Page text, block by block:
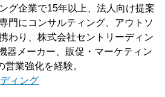
グ企業で15年以上、法人向け提案
門にコンサルティング、アウトソ
わり、株式会社セントリーディン
器メーカー、販促・マーケティン
業強化を経験。
ィング